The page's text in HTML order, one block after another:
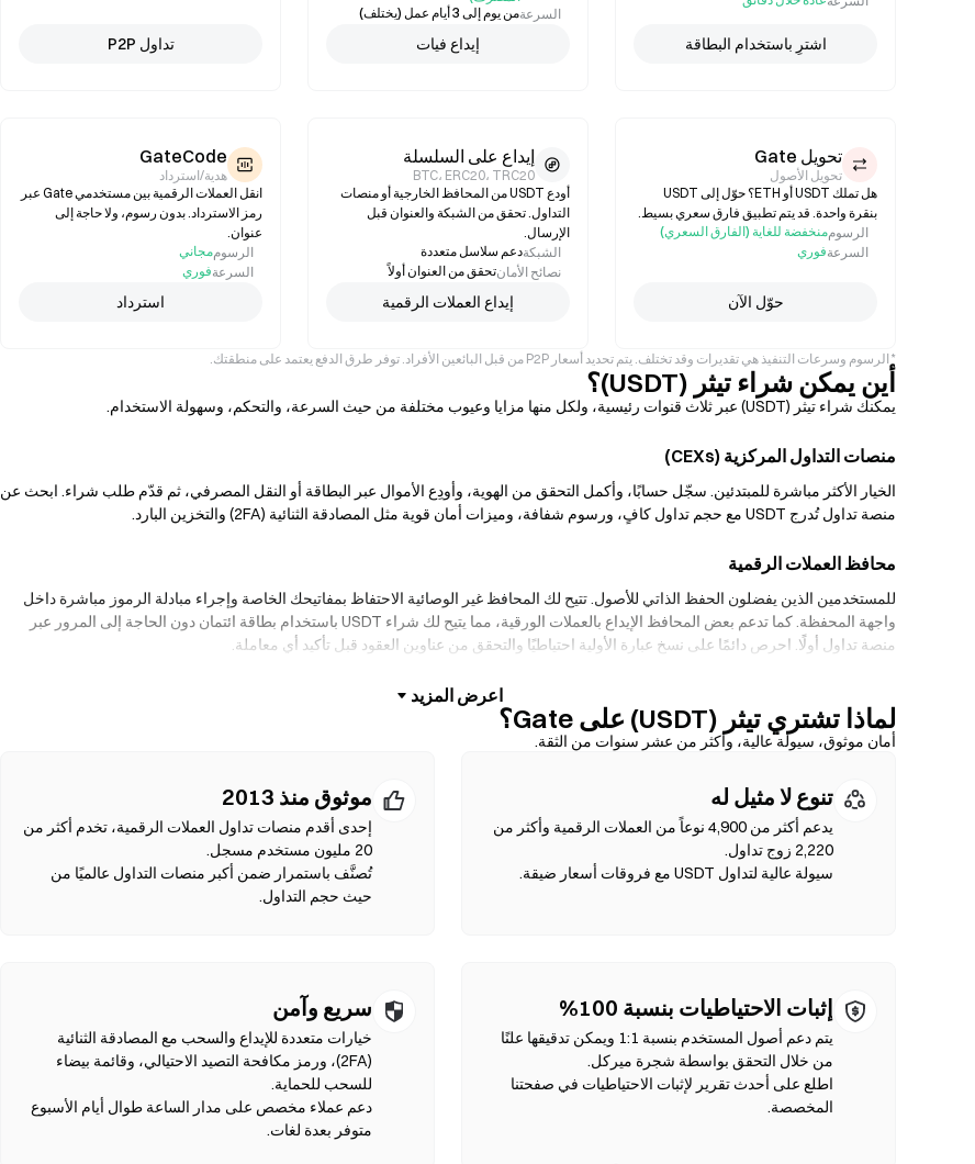
اشترِ باستخدام البطاقة
السرعةمن يوم إلى 3 أيام عمل (يختلف)
إيداع فيات تداول P2P
تحويل Gate
تحويل الأصول
هل تملك USDT أو ETH؟ حوّل إلى USDT
بنقرة واحدة. قد يتم تطبيق فارق سعري بسيط.
الرسوممنخفضة للغاية (الفارق السعري)
السرعةفوري
حوّل الآن
إيداع على السلسلة
BTC، ERC20، TRC20
أودع USDT من المحافظ الخارجية أو منصات
التداول. تحقق من الشبكة والعنوان قبل
الإرسال.
الشبكةدعم سلاسل متعددة
نصائح الأمانتحقق من العنوان أولاً
إيداع العملات الرقمية
GateCode
هدية/استرداد
انقل العملات الرقمية بين مستخدمي Gate عبر
رمز الاسترداد. بدون رسوم، ولا حاجة إلى
عنوان.
الرسوممجاني
السرعةفوري
استرداد
* الرسوم وسرعات التنفيذ هي تقديرات وقد تختلف. يتم تحديد أسعار P2P من قبل البائعين الأفراد. توفر طرق الدفع يعتمد على منطقتك.
أين يمكن شراء تيثر (USDT)؟
يمكنك شراء تيثر (USDT) عبر ثلاث قنوات رئيسية، ولكل منها مزايا وعيوب مختلفة من حيث السرعة، والتحكم، وسهولة الاستخدام.
منصات التداول المركزية (CEXs)
الخيار الأكثر مباشرة للمبتدئين. سجّل حسابًا، وأكمل التحقق من الهوية، وأودِع الأموال عبر البطاقة أو النقل المصرفي، ثم قدّم طلب شراء. ابحث عن
منصة تداول تُدرج USDT مع حجم تداول كافٍ، ورسوم شفافة، وميزات أمان قوية مثل المصادقة الثنائية (2FA) والتخزين البارد.
محافظ العملات الرقمية
للمستخدمين الذين يفضلون الحفظ الذاتي للأصول. تتيح لك المحافظ غير الوصائية الاحتفاظ بمفاتيحك الخاصة وإجراء مبادلة الرموز مباشرة داخل
واجهة المحفظة. كما تدعم بعض المحافظ الإيداع بالعملات الورقية، مما يتيح لك شراء USDT باستخدام بطاقة ائتمان دون الحاجة إلى المرور عبر
منصة تداول أولًا. احرص دائمًا على نسخ عبارة الأولية احتياطيًا والتحقق من عناوين العقود قبل تأكيد أي معاملة.
تداول مباشرة بين الأفراد دون وسطاء. تستخدم منصات الـDEXs العقود الذكية لتنفيذ عمليات المبادلة على السلسلة—دون الحاجة للتسجيل أو
التحقق من الهوية. قم بتوصيل محفظة متوافقة، اختر زوج الرموز الخاص بك، واختر نسبة الانزلاق السعري، ثم أكد عملية المبادلة. يرجى ملاحظة أن
لماذا تشتري تيثر (USDT) على Gate؟
أمان موثوق، سيولة عالية، وأكثر من عشر سنوات من الثقة.
تنوع لا مثيل له
يدعم أكثر من 4,900 نوعاً من العملات الرقمية وأكثر من
سيولة عالية لتداول USDT مع فروقات أسعار ضيقة.
موثوق منذ 2013
إحدى أقدم منصات تداول العملات الرقمية، تخدم أكثر من
تُصنَّف باستمرار ضمن أكبر منصات التداول عالميًا من
حيث حجم التداول.
إثبات الاحتياطيات بنسبة 100%
يتم دعم أصول المستخدم بنسبة 1:1 ويمكن تدقيقها علنًا
اطلع على أحدث تقرير لإثبات الاحتياطيات في صفحتنا
المخصصة.
سريع وآمن
خيارات متعددة للإيداع والسحب مع المصادقة الثنائية
(2FA)، ورمز مكافحة التصيد الاحتيالي، وقائمة بيضاء
دعم عملاء مخصص على مدار الساعة طوال أيام الأسبوع
متوفر بعدة لغات.